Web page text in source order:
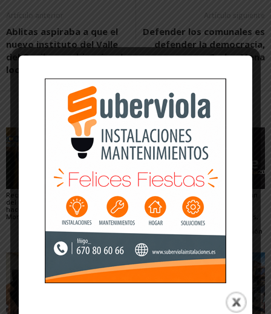
Artículo anterior
Ablitas aspiraba a que el
nuevo instituto del Valle
del Queiles se ubicará en la
localidad
Artículo siguiente
Defender los comunales es
defender la democracia,
por Carlos Mena
Artículos relacionados Más del autor
Recuperado un relieve
del siglo XVI robado
hace 16 años del
Monasterio de Fitero
Fustiñana no invitará a
los miembros del
Gobierno de Navarra a
los actos oficiales de
sus fiestas por el cierre
de las Urgencias
Arguedas presenta un
completo programa
para el eclipse, con
actividades científicas,
visitas guiadas,
concierto y observación
de las Perseidas